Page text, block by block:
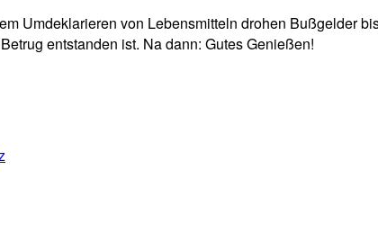
Umdeklarieren von Lebensmitteln drohen Bußgelder
entstanden ist. Na dann: Gutes Genießen!